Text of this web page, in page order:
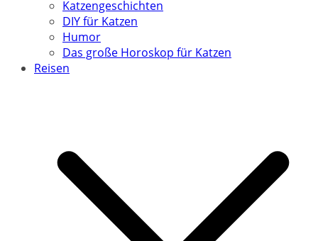
Katzengeschichten
DIY für Katzen
Humor
Das große Horoskop für Katzen
Reisen